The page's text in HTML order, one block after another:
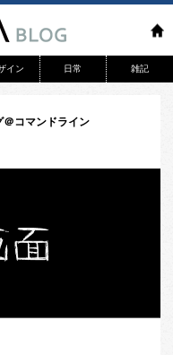
イン 日常 雑記
コマンドライン